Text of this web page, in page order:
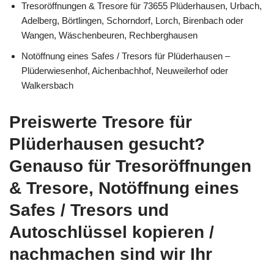
Tresoröffnungen & Tresore für 73655 Plüderhausen, Urbach,
Adelberg, Börtlingen, Schorndorf, Lorch, Birenbach oder
Wangen, Wäschenbeuren, Rechberghausen
Notöffnung eines Safes / Tresors für Plüderhausen –
Plüderwiesenhof, Aichenbachhof, Neuweilerhof oder
Walkersbach
Preiswerte Tresore für
Plüderhausen gesucht?
Genauso für Tresoröffnungen
& Tresore, Notöffnung eines
Safes / Tresors und
Autoschlüssel kopieren /
nachmachen sind wir Ihr